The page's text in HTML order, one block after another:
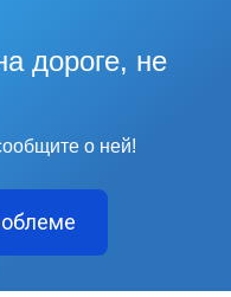
дороге, не
о ней!